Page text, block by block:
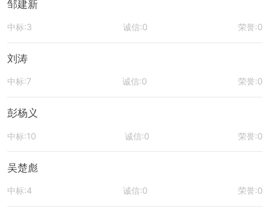
邹建新
中标:3 诚信:0 荣誉:0
刘涛
中标:7 诚信:0 荣誉:0
彭杨义
中标:10 诚信:0 荣誉:0
吴楚彪
中标:4 诚信:0 荣誉:0